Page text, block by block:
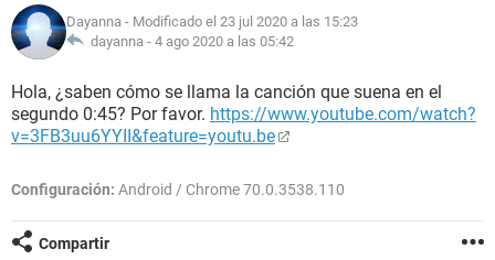
Dayanna - Modificado el 23 jul 2020 a las 15:23
dayanna - 4 ago 2020 a las 05:42
Hola, ¿saben cómo se llama la canción que suena en el
segundo 0:45? Por favor. https://www.youtube.com/watch?
v=3FB3uu6YYII&feature=youtu.be
Configuración: Android / Chrome 70.0.3538.110
Compartir